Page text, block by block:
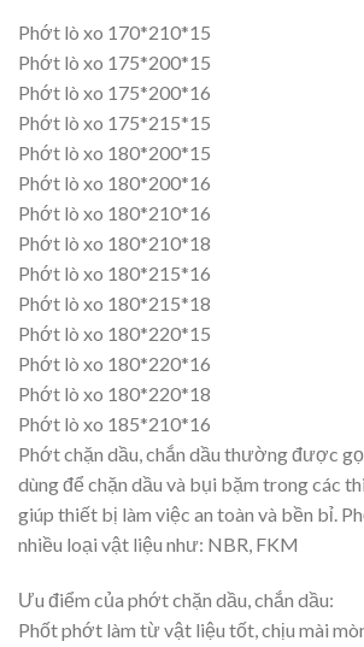
Phớt lò xo 170*210*15
Phớt lò xo 175*200*15
Phớt lò xo 175*200*16
Phớt lò xo 175*215*15
Phớt lò xo 180*200*15
Phớt lò xo 180*200*16
Phớt lò xo 180*210*16
Phớt lò xo 180*210*18
Phớt lò xo 180*215*16
Phớt lò xo 180*215*18
Phớt lò xo 180*220*15
Phớt lò xo 180*220*16
Phớt lò xo 180*220*18
Phớt lò xo 185*210*16
Phớt chặn dầu, chắn dầu thường được
dùng để chặn dầu và bụi bặm trong các
giúp thiết bị làm việc an toàn và bền bỉ.
nhiều loại vật liệu như: NBR, FKM
Ưu điểm của phớt chặn dầu, chắn dầu:
Phốt phớt làm từ vật liệu tốt, chịu mài